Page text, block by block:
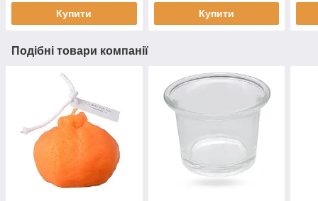
Купити Купити
Подібні товари компанії